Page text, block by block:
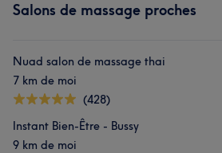
Salons de massage proches
Nuad salon de massage thai
7 km de moi
(428)
Instant Bien-Être - Bussy
9 km de moi